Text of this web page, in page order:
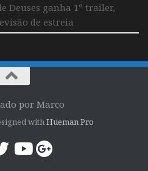
Deuses ganha 1º trailer,
de estreia
por Marco
with Hueman Pro